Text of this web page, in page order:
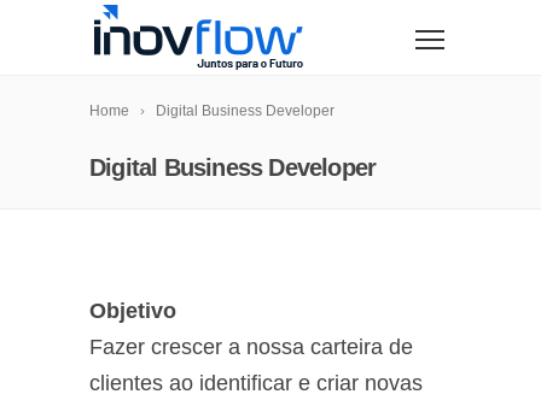
Home Digital Business Developer
Digital Business Developer
Objetivo
Fazer crescer a nossa carteira de
clientes ao identificar e criar novas